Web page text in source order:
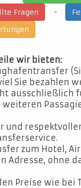
Fragen
-
wir bieten:
Sie bezahlen
ausschließlich
weiteren
und respektvoller
zum Hotel,
Adresse, ohne
Preise wie bei